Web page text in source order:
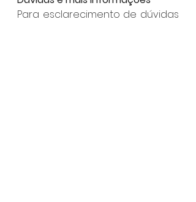
Para esclarecimento de dúvidas